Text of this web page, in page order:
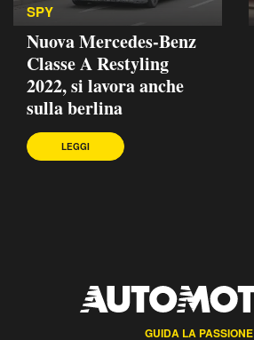
SPY
Nuova Mercedes-Benz
Classe A Restyling
2022, si lavora anche
sulla berlina
LEGGI
GUIDA LA PASSIONE